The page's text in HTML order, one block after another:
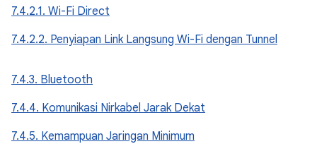
7.4.2.1. Wi-Fi Direct
7.4.2.2. Penyiapan Link Langsung Wi-Fi dengan Tunnel
7.4.3. Bluetooth
7.4.4. Komunikasi Nirkabel Jarak Dekat
7.4.5. Kemampuan Jaringan Minimum